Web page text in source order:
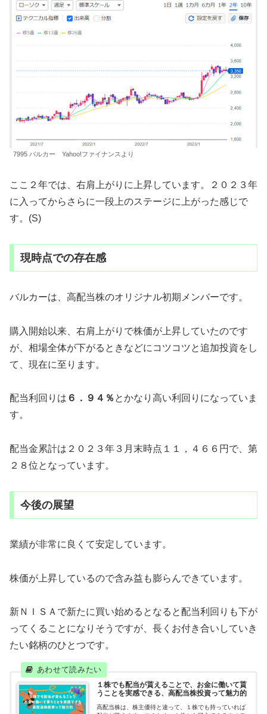
7995 バルカー Yahoo!ファイナンスより
ここ２年では、右肩上がりに上昇しています。２０２３年
に入ってからさらに一段上のステージに上がった感じで
す。(S)
現時点での存在感
バルカーは、高配当株のオリジナル初期メンバーです。
購入開始以来、右肩上がりで株価が上昇していたのです
が、相場全体が下がるときなどにコツコツと追加投資をし
て、現在に至ります。
配当利回りは ６．９４％ とかなり高い利回りになっていま
す。
配当金累計は２０２３年３月末時点１１，４６６円で、第
２８位となっています。
今後の展望
業績が非常に良くて安定しています。
株価が上昇しているので含み益も膨らんできています。
新ＮＩＳＡで新たに買い始めるとなると配当利回りも下が
ってくることになりそうですが、長くお付き合いしていき
たい銘柄のひとつです。
１株でも配当が貰えることで、お金に働いて貰
うことを実感できる、高配当株投資って魅力的
高配当株は、株主優待と違って、１株でも持っていれば